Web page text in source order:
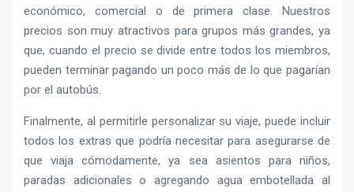
económico, comercial o de primera clase. Nuestros
precios son muy atractivos para grupos más grandes, ya
que, cuando el precio se divide entre todos los miembros,
pueden terminar pagando un poco más de lo que pagarían
por el autobús.
Finalmente, al permitirle personalizar su viaje, puede incluir
todos los extras que podría necesitar para asegurarse de
que viaja cómodamente, ya sea asientos para niños,
paradas adicionales o agregando agua embotellada al